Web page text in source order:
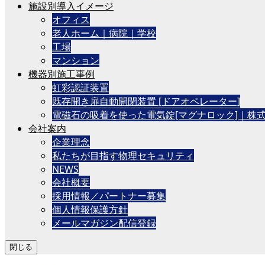
施設別導入イメージ
オフィス
老人ホーム｜病院｜学校
工場
マンション
機器別施工事例
虹彩認証装置
既存開き扉自動開閉装置 [ドアオペレーター]
電磁石の吸着を使った電気錠[マグナロック]｜株
会社案内
企業理念
私たちが目指す物理セキュリティ
NEWS
会社概要
採用情報／パートナー募集
個人情報保護方針
メールマガジン配信登録
閉じる